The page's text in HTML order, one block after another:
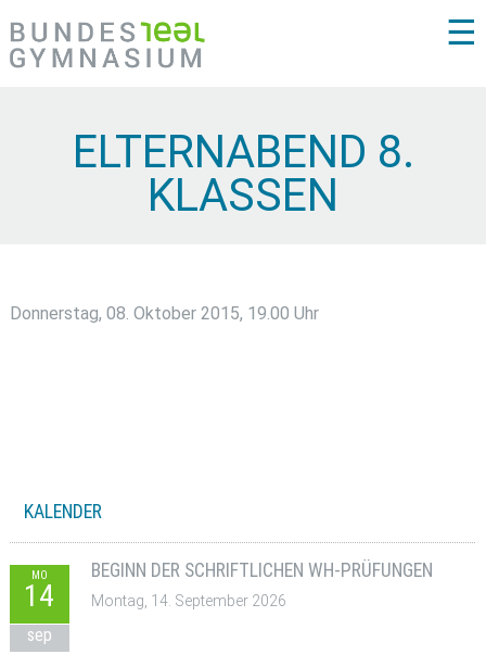
☰
ELTERNABEND 8.
KLASSEN
Donnerstag, 08. Oktober 2015, 19.00 Uhr
KALENDER
MO
14
sep
BEGINN DER SCHRIFTLICHEN WH-PRÜFUNGEN
Montag, 14. September 2026